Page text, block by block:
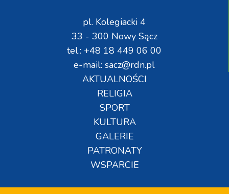
pl. Kolegiacki 4
33 - 300 Nowy Sącz
tel.: +48 18 449 06 00
e-mail: sacz@rdn.pl
AKTUALNOŚCI
RELIGIA
SPORT
KULTURA
GALERIE
PATRONATY
WSPARCIE